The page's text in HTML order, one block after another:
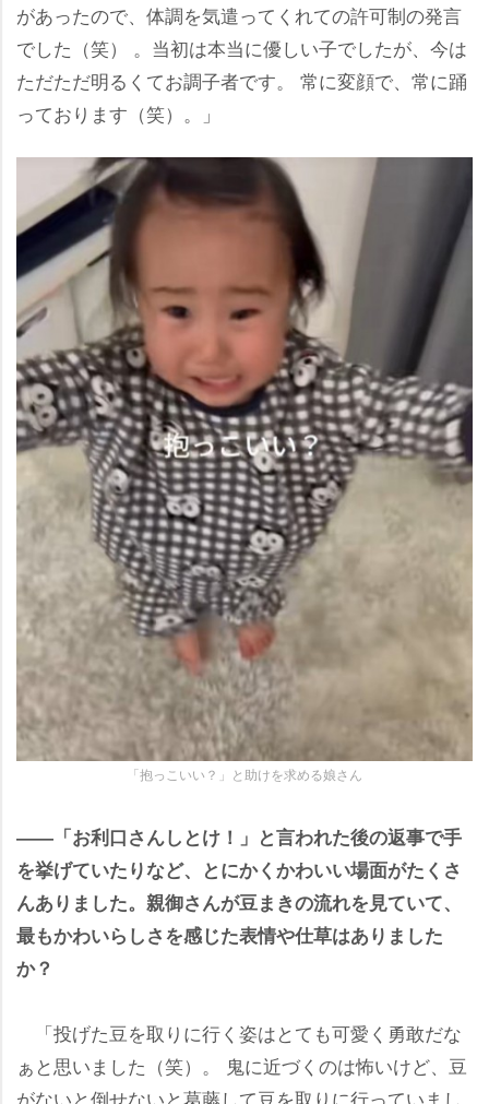
があったので、体調を気遣ってくれての許可制の発言
でした（笑） 。当初は本当に優しい子でしたが、今は
ただただ明るくてお調子者です。 常に変顔で、常に踊
っております（笑）。」
「抱っこいい？」と助けを求める娘さん
――「お利口さんしとけ！」と言われた後の返事で手
を挙げていたりなど、とにかくかわいい場面がたくさ
んありました。親御さんが豆まきの流れを見ていて、
最もかわいらしさを感じた表情や仕草はありました
か？
「投げた豆を取りに行く姿はとても可愛く勇敢だな
ぁと思いました（笑）。 鬼に近づくのは怖いけど、豆
がないと倒せないと葛藤して豆を取りに行っていまし